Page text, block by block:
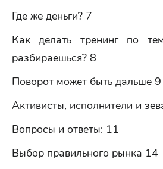
Где же деньги? 7
Как делать тренинг по
разбираешься? 8
Поворот может быть дальше 9
Активисты, исполнители и
Вопросы и ответы: 11
Выбор правильного рынка 14